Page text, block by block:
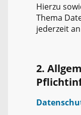
Hierzu
Thema
jederzeit
2.